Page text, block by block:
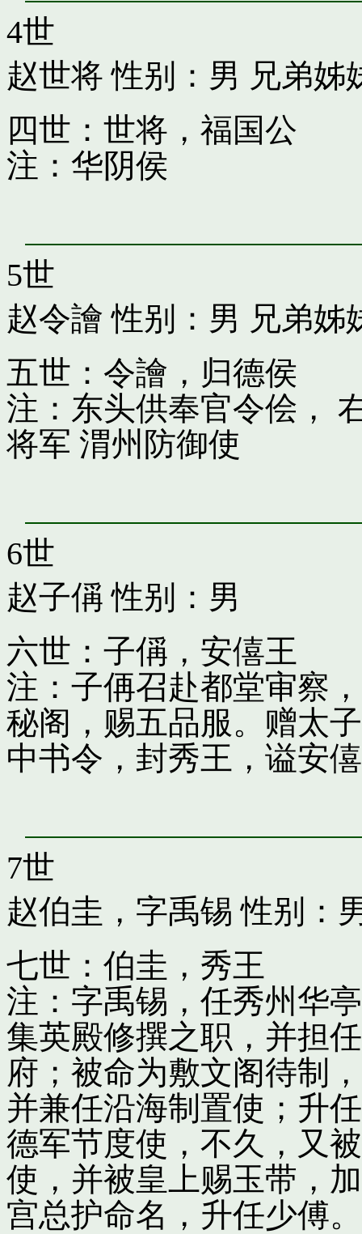
4世
赵世将 性别：男 兄弟姊
四世：世将，福国公
注：华阴侯
5世
赵令譮 性别：男 兄弟姊
五世：令譮，归德侯
注：东头供奉官令侩，
将军 渭州防御使
6世
赵子偁 性别：男
六世：子偁，安僖王
注：子侢召赴都堂审察
秘阁，赐五品服。赠太
中书令，封秀王，谥安
7世
赵伯圭，字禹锡 性别：
七世：伯圭，秀王
注：字禹锡，任秀州华
集英殿修撰之职，并担
府；被命为敷文阁待制
并兼任沿海制置使；升
德军节度使，不久，又
使，并被皇上赐玉带，
宫总护命名，升任少傅